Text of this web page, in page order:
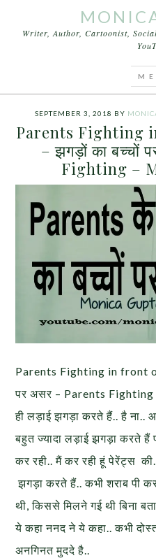
Writer, Author, Cartoonist,
SEPTEMBER 3, 2018 BY
Parents Fighting
– झगड़ों का बच्चों
Fighting –
Parents Fighting in front
पर असर – Parents Fighting
ही लड़ाई झगड़ा करते हैं.. है ना..
बहुत ज्यादा लड़ाई झगड़ा करते हैं
कर रही.. मैं कर रही हूं पेरेंट्स
झगड़ा करते हैं.. कभी शराब पी
थी, किससे मिलने गई थी बिना
ये कहा ननद ने ये कहा.. कभी
अनगिनत मुददे है..